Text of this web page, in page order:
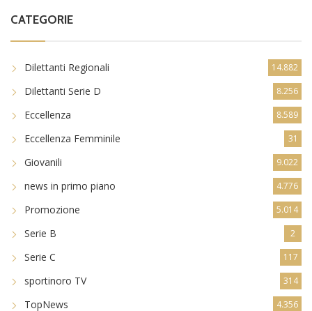
CATEGORIE
Dilettanti Regionali 14.882
Dilettanti Serie D 8.256
Eccellenza 8.589
Eccellenza Femminile 31
Giovanili 9.022
news in primo piano 4.776
Promozione 5.014
Serie B 2
Serie C 117
sportinoro TV 314
TopNews 4.356